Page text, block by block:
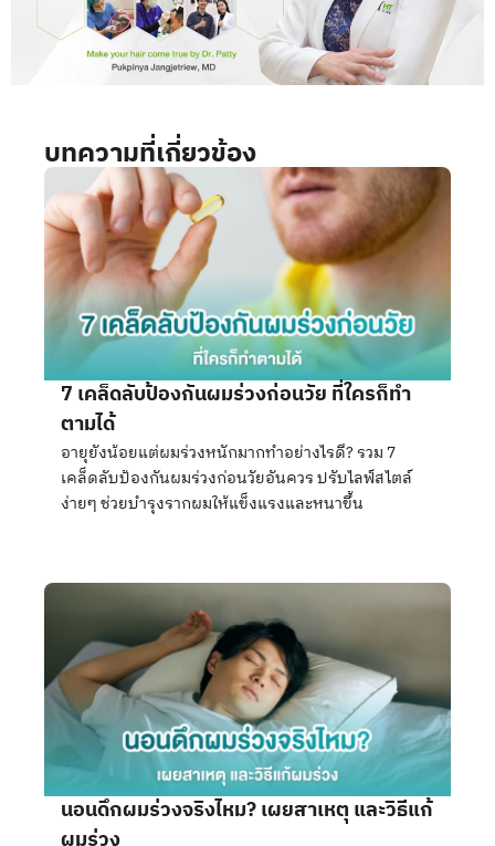
บทความที่เกี่ยวข้อง
7 เคล็ดลับป้องกันผมร่วงก่อนวัย ที่ใครก็ทำ
ตามได้
อายุยังน้อยแต่ผมร่วงหนักมากทำอย่างไรดี? รวม 7
เคล็ดลับป้องกันผมร่วงก่อนวัยอันควร ปรับไลฟ์สไตล์
ง่ายๆ ช่วยบำรุงรากผมให้แข็งแรงและหนาขึ้น
นอนดึกผมร่วงจริงไหม? เผยสาเหตุ และวิธีแก้